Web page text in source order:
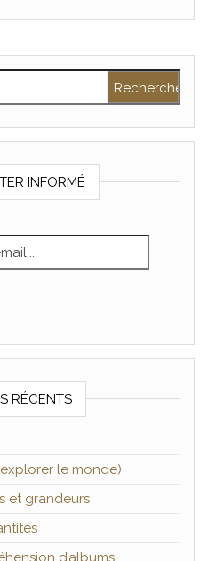
INFORMÉ
RÉCENTS
le monde)
et grandeurs
d’albums